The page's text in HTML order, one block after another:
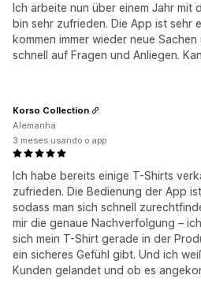
Ich arbeite nun über einem Jahr mit
bin sehr zufrieden. Die App ist sehr
kommen immer wieder neue
schnell auf Fragen und Anliegen.
Ich habe bereits einige T-Shirts
zufrieden. Die Bedienung der App
sodass man sich schnell
mir die genaue Nachverfolgung –
sich mein T-Shirt gerade in der
ein sicheres Gefühl gibt. Und ich
Kunden gelandet und ob es
Korso Collection
Alemanha
3 meses usando o app